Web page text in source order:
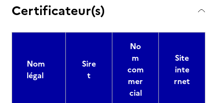
Certificateur(s)
Nom
légal
Sire
t
No
m
com
mer
cial
Site
inte
rnet